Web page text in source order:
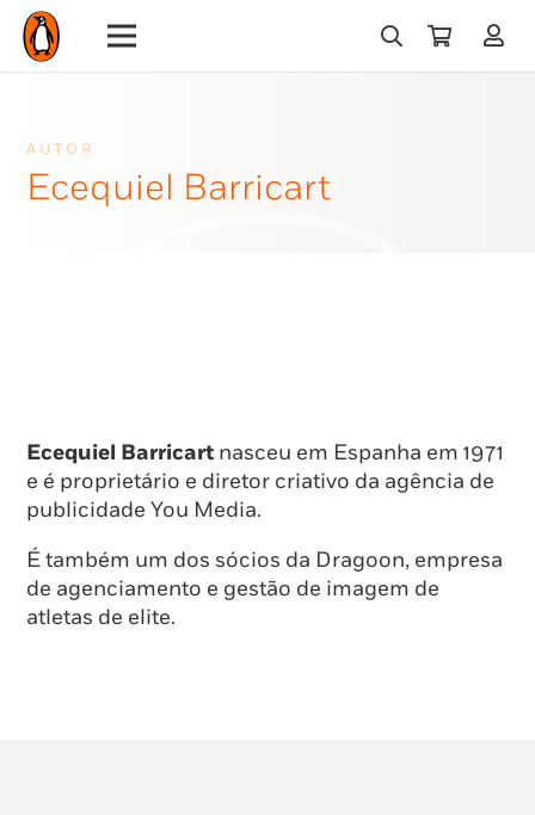
AUTOR
Ecequiel Barricart
Ecequiel Barricart nasceu em Espanha em 1971
e é proprietário e diretor criativo da agência de
publicidade You Media.
É também um dos sócios da Dragoon, empresa
de agenciamento e gestão de imagem de
atletas de elite.